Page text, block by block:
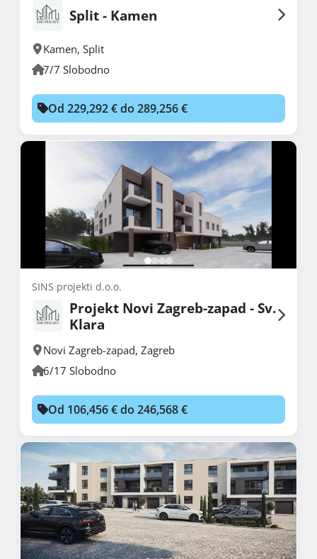
Split - Kamen
Kamen, Split
7/7 Slobodno
Od 229,292 € do 289,256 €
SINS projekti d.o.o.
Projekt Novi Zagreb-zapad - Sv.
Klara
Novi Zagreb-zapad, Zagreb
6/17 Slobodno
Od 106,456 € do 246,568 €